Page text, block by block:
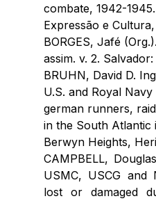
combate, 1942-
Expressão e Cultura,
BORGES, Jafé
assim. v. 2.
BRUHN, David D.
U.S. and Royal
german runners,
in the South Atlantic
Berwyn Heights,
CAMPBELL,
USMC, USCG and
lost or damaged